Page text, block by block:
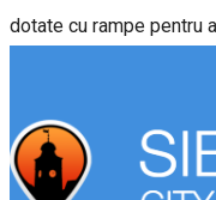
dotate cu rampe pentru